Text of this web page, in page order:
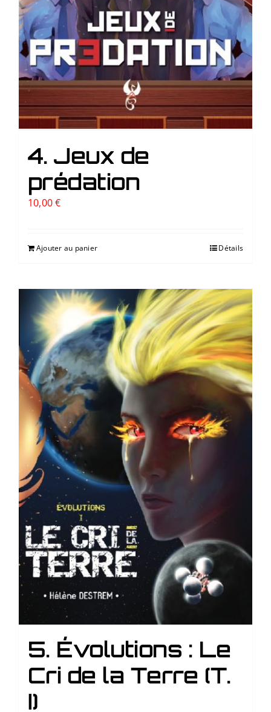
4. Jeux de
prédation
10,00€
Ajouter au panier Détails
5. Évolutions : Le
Cri de la Terre (T.
I)